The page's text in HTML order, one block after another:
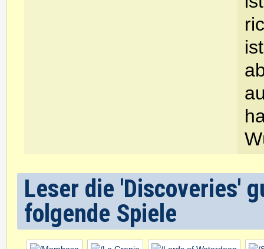
Leser die 'Discoveries'
folgende Spiele